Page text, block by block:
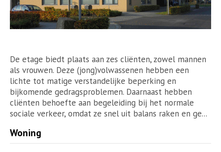
De etage biedt plaats aan zes cliënten, zowel mannen
als vrouwen. Deze (jong)volwassenen hebben een
lichte tot matige verstandelijke beperking en
bijkomende gedragsproblemen. Daarnaast hebben
cliënten behoefte aan begeleiding bij het normale
sociale verkeer, omdat ze snel uit balans raken en ge...
Woning